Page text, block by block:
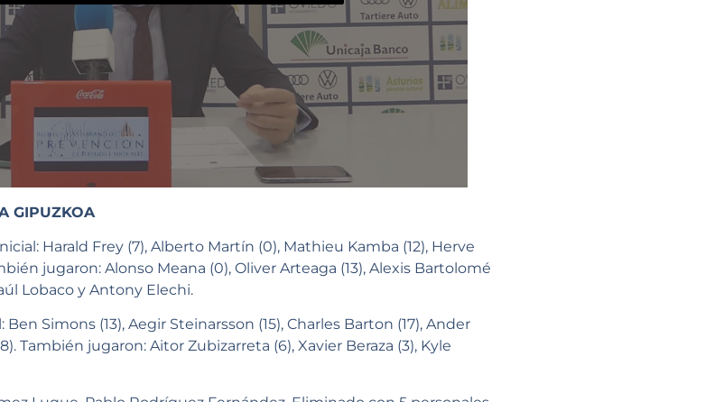
GIPUZKOA
Harald Frey (7), Alberto Martín (0), Mathieu Kamba (12), Herve
jugaron: Alonso Meana (0), Oliver Arteaga (13), Alexis Bartolomé
Lobaco y Antony Elechi.
Simons (13), Aegir Steinarsson (15), Charles Barton (17), Ander
También jugaron: Aitor Zubizarreta (6), Xavier Beraza (3), Kyle